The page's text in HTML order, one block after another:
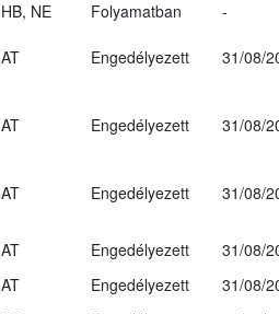
HB, NE Folyamatban
-
AT Engedélyezett 31/08/
AT Engedélyezett 31/08/
AT Engedélyezett 31/08/
AT Engedélyezett
31/08/
AT Engedélyezett
31/08/